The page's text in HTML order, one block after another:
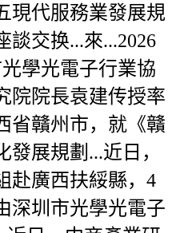
現代服務業發展規
談交换...來...2026
學光電子行業協
院院長袁建传授率
省贛州市，就《贛
展規劃...近日，
赴廣西扶綏縣，4
深圳市光學光電子